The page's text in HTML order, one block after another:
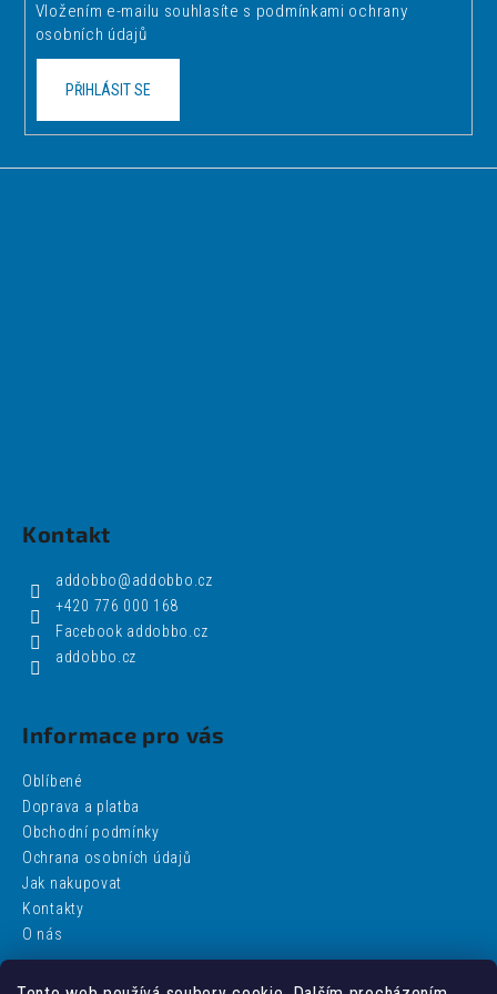
y
u
Vložením e-mailu souhlasíte s podmínkami ochrany
osobních údajů
PŘIHLÁSIT SE
Kontakt
addobbo@addobbo.cz
+420 776 000 168
Facebook addobbo.cz
addobbo.cz
Informace pro vás
Oblíbené
Doprava a platba
Obchodní podmínky
Ochrana osobních údajů
Jak nakupovat
Kontakty
O nás